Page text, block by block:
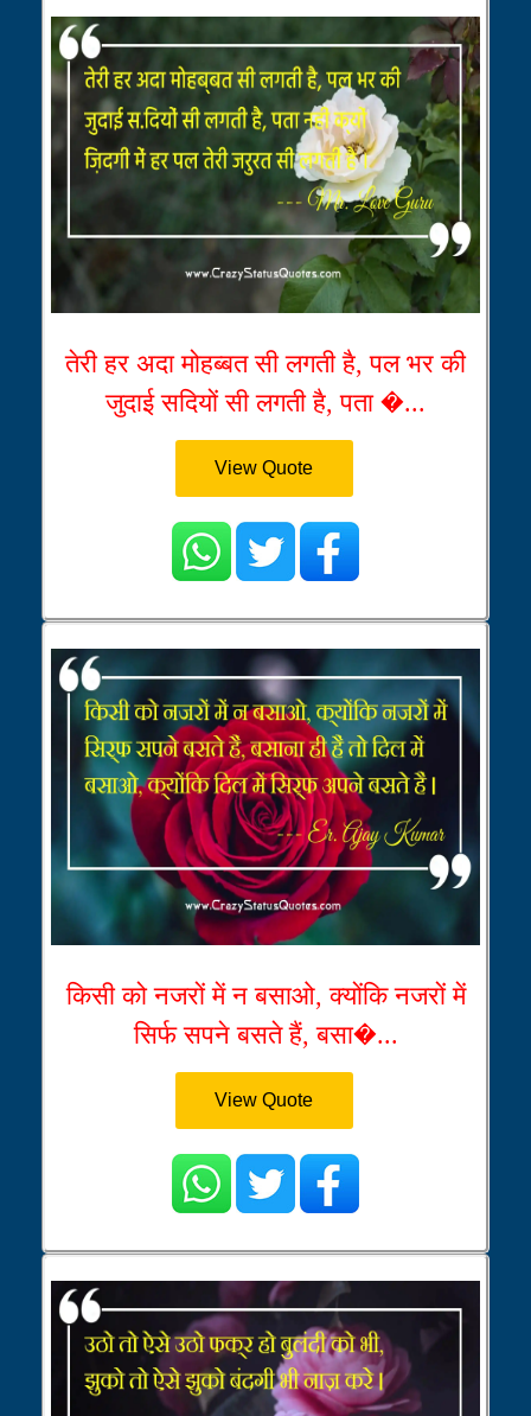
तेरी हर अदा मोहब्बत सी लगती है, पल भर की
जुदाई सदियों सी लगती है, पता �...
View Quote
किसी को नजरों में न बसाओ, क्योंकि नजरों में
सिर्फ सपने बसते हैं, बसा�...
View Quote